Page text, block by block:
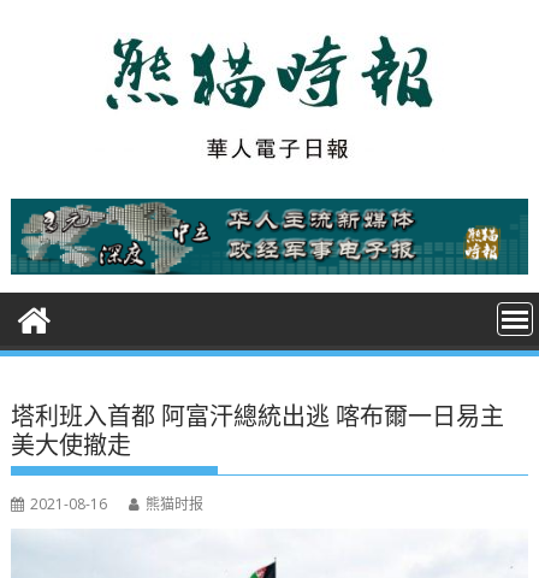
t
塔利班入首都 阿富汗總統出逃 喀布爾一日易主
美大使撤走
2021-08-16 熊猫时报